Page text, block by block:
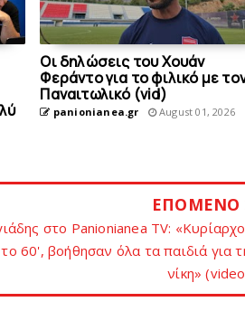
Οι δηλώσεις του Χουάν
Φεράντο για το φιλικό με
Παναιτωλικό (vid)
panionianea.gr August 01, 2026
ΕΠΟΜΕΝΟ
στο Panionianea TV:
το 60', βοήθησαν όλα τα παιδιά για
νίκη»